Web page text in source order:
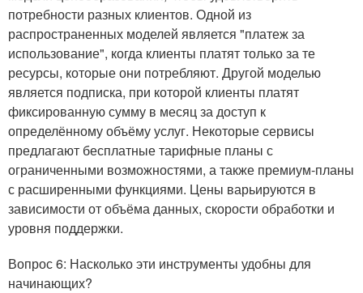
потребности разных клиентов. Одной из
распространенных моделей является "платеж за
использование", когда клиенты платят только за те
ресурсы, которые они потребляют. Другой моделью
является подписка, при которой клиенты платят
фиксированную сумму в месяц за доступ к
определённому объёму услуг. Некоторые сервисы
предлагают бесплатные тарифные планы с
ограниченными возможностями, а также премиум-планы
с расширенными функциями. Цены варьируются в
зависимости от объёма данных, скорости обработки и
уровня поддержки.
Вопрос 6: Насколько эти инструменты удобны для
начинающих?